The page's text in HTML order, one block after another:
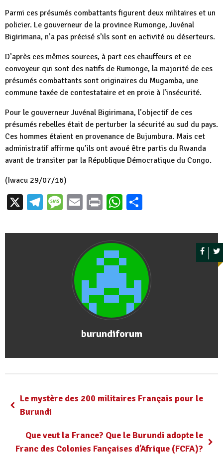
Parmi ces présumés combattants figurent deux militaires et un
policier. Le gouverneur de la province Rumonge, Juvénal
Bigirimana, n’a pas précisé s’ils sont en activité ou déserteurs.
D’après ces mêmes sources, à part ces chauffeurs et ce
convoyeur qui sont des natifs de Rumonge, la majorité de ces
présumés combattants sont originaires du Mugamba, une
commune taxée de contestataire et en proie à l’insécurité.
Pour le gouverneur Juvénal Bigirimana, l’objectif de ces
présumés rebelles était de perturber la sécurité au sud du pays.
Ces hommes étaient en provenance de Bujumbura. Mais cet
administratif affirme qu’ils ont avoué être partis du Rwanda
avant de transiter par la République Démocratique du Congo.
(Iwacu 29/07/16)
X Telegram
Message
EmailPrintWhatsApp
burundiforum
Le mystère des 200 militaires Français pour le
Burundi
Que veut la France? Que le Burundi adopte le
Franc des Colonies Fançaises d’Afrique (FCFA)?